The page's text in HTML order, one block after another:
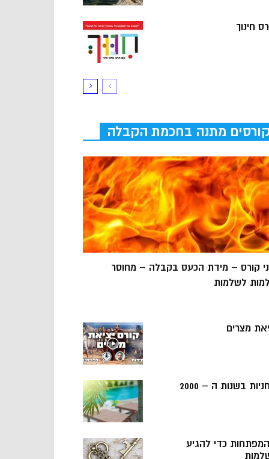
חינוך
קורסים מתנה בחכמת הקבלה
קורס – מידת הכעס בקבלה – מחוסר
לשלמות
מצרים
בשנות ה – 2000
5 המפתחות כדי להגיע